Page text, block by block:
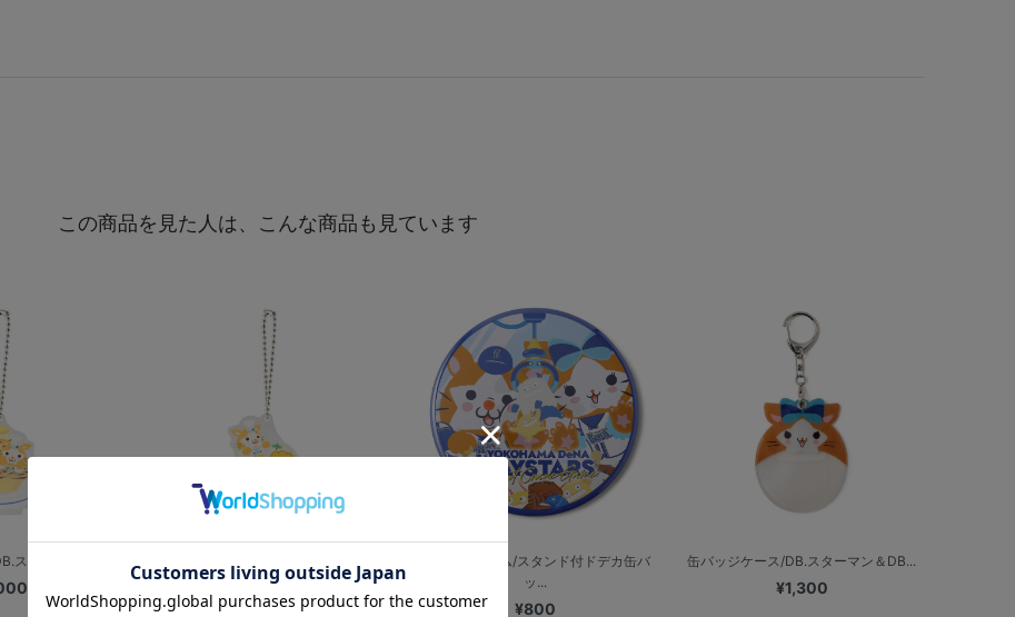
この商品を見た人は、こんな商品も見ています
スターマン/9月...
¥1,000
クレーンゲーム/スタンド付ドデカ缶バ
ッ...
¥800
缶バッジケース/DB.スターマン＆DB...
¥1,300